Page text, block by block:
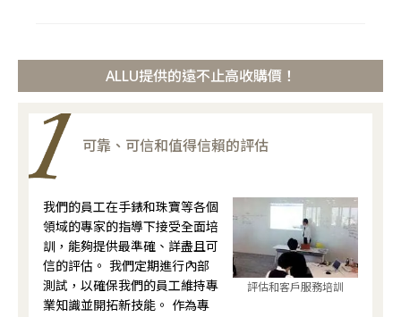
ALLU提供的遠不止高收購價！
可靠、可信和值得信賴的評估
評估和客戶服務培訓
我們的員工在手錶和珠寶等各個
領域的專家的指導下接受全面培
訓，能夠提供最準確、詳盡且可
信的評估。 我們定期進行內部
測試，以確保我們的員工維持專
業知識並開拓新技能。 作為專